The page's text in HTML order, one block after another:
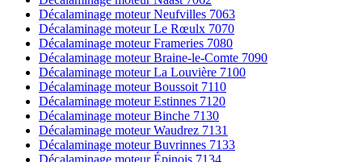
Décalaminage moteur Neufvilles 7063
Décalaminage moteur Le Rœulx 7070
Décalaminage moteur Frameries 7080
Décalaminage moteur Braine-le-Comte 7090
Décalaminage moteur La Louvière 7100
Décalaminage moteur Boussoit 7110
Décalaminage moteur Estinnes 7120
Décalaminage moteur Binche 7130
Décalaminage moteur Waudrez 7131
Décalaminage moteur Buvrinnes 7133